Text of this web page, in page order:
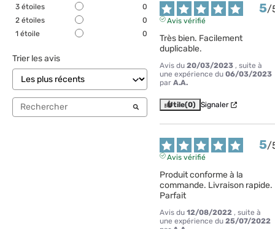
3 étoiles
0
2 étoiles
0
1 étoile 0
Trier les avis
5/
Avis vérifié
Très bien. Facilement
duplicable.
Avis du 20/03/2023 , suite à
une expérience du 06/03/2023
par A.A.
Utile(0) Signaler
5/
Avis vérifié
Produit conforme à la
commande. Livraison rapide.
Parfait
Avis du 12/08/2022 , suite à
une expérience du 25/07/2022